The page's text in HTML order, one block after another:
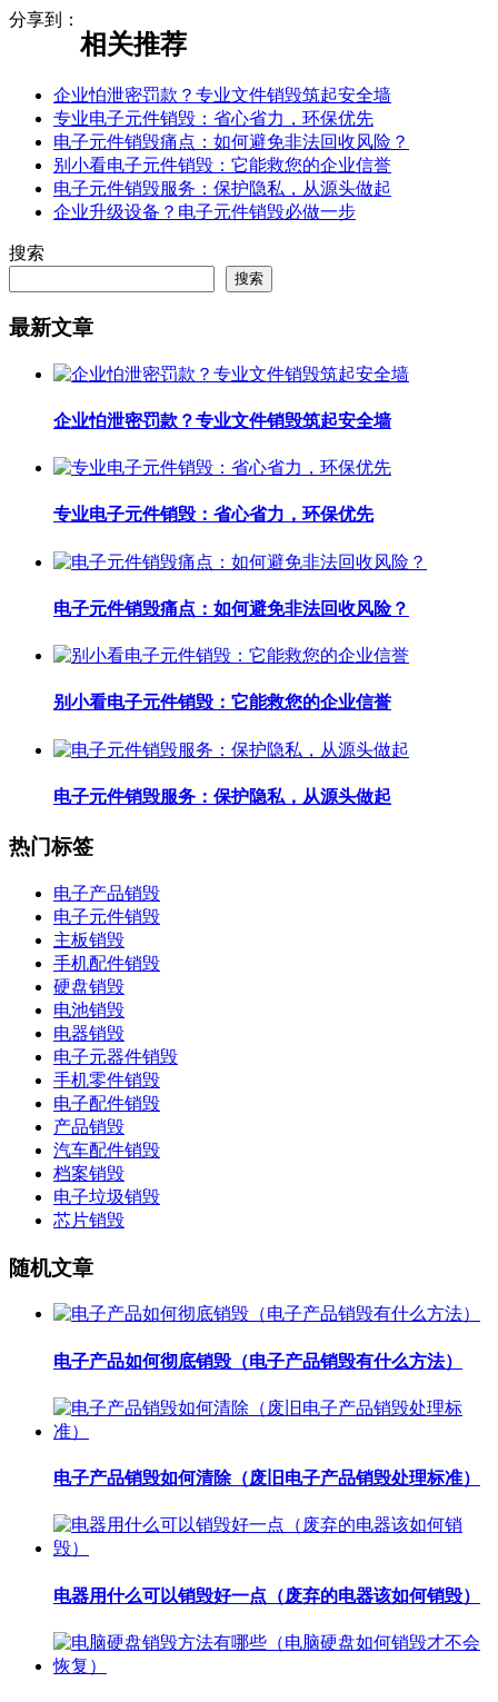
分享到：
相关推荐
企业怕泄密罚款？专业文件销毁筑起安全墙
专业电子元件销毁：省心省力，环保优先
电子元件销毁痛点：如何避免非法回收风险？
别小看电子元件销毁：它能救您的企业信誉
电子元件销毁服务：保护隐私，从源头做起
企业升级设备？电子元件销毁必做一步
搜索
搜索
最新文章
企业怕泄密罚款？专业文件销毁筑起安全墙
专业电子元件销毁：省心省力，环保优先
电子元件销毁痛点：如何避免非法回收风险？
别小看电子元件销毁：它能救您的企业信誉
电子元件销毁服务：保护隐私，从源头做起
热门标签
电子产品销毁
电子元件销毁
主板销毁
手机配件销毁
硬盘销毁
电池销毁
电器销毁
电子元器件销毁
手机零件销毁
电子配件销毁
产品销毁
汽车配件销毁
档案销毁
电子垃圾销毁
芯片销毁
随机文章
电子产品如何彻底销毁（电子产品销毁有什么方法）
电子产品销毁如何清除（废旧电子产品销毁处理标准）
电器用什么可以销毁好一点（废弃的电器该如何销毁）